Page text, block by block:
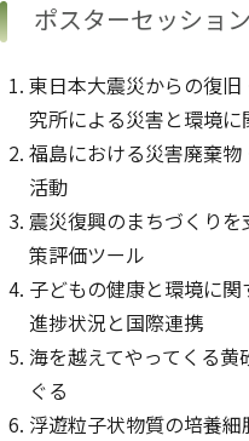
ポスターセッション
東日本大震災からの復
究所による災害と環境
福島における災害廃棄
活動
震災復興のまちづくり
策評価ツール
子どもの健康と環境に
進捗状況と国際連携
海を越えてやってくる
ぐる
浮遊粒子状物質の培養